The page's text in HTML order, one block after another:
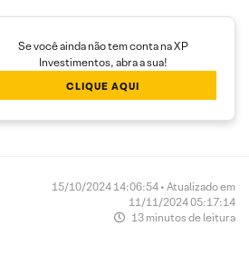
Se você ainda não tem conta na XP
Investimentos, abra a sua!
CLIQUE AQUI
15/10/2024 14:06:54 • Atualizado em
11/11/2024 05:17:14
13 minutos de leitura